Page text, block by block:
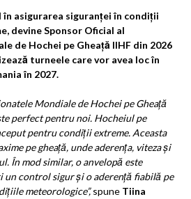
asigurarea siguranței în condiții
devine Sponsor Oficial al
de Hochei pe Gheață IIHF din 2026
turneele care vor avea loc în
în 2027.
Mondiale de Hochei pe Gheață
perfect pentru noi. Hocheiul pe
pentru condiții extreme. Aceasta
pe gheață, unde aderența, viteza și
În mod similar, o anvelopă este
control sigur și o aderență fiabilă pe
meteorologice”,spune Tiina